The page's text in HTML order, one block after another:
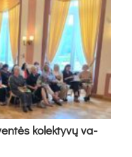
ko­lek­ty­vų va­